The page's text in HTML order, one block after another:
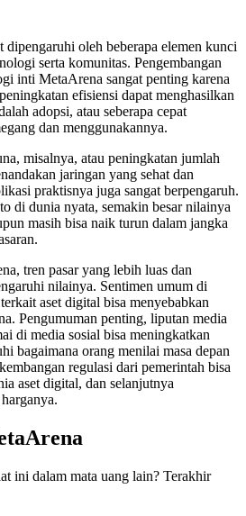
dipengaruhi oleh beberapa elemen kunci
serta komunitas. Pengembangan
inti MetaArena sangat penting karena
efisiensi dapat menghasilkan
adopsi, atau seberapa cepat
dan menggunakannya.
misalnya, atau peningkatan jumlah
jaringan yang sehat dan
praktisnya juga sangat berpengaruh.
di dunia nyata, semakin besar nilainya
masih bisa naik turun dalam jangka
tren pasar yang lebih luas dan
nilainya. Sentimen umum di
aset digital bisa menyebabkan
Pengumuman penting, liputan media
di media sosial bisa meningkatkan
bagaimana orang menilai masa depan
regulasi dari pemerintah bisa
aset digital, dan selanjutnya
ini dalam mata uang lain? Terakhir